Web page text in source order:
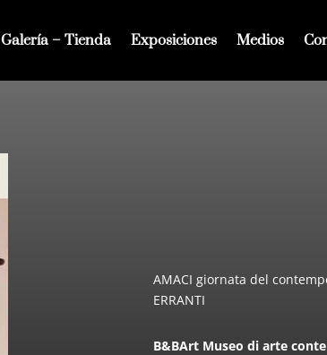
Galería – Tienda Exposiciones Medios
AMACI giornata del
ERRANTI
B&BArt Museo di arte